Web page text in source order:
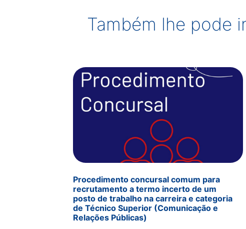
Também lhe pode
Procedimento concursal comum para
recrutamento a termo incerto de um
posto de trabalho na carreira e categoria
de Técnico Superior (Comunicação e
Relações Públicas)